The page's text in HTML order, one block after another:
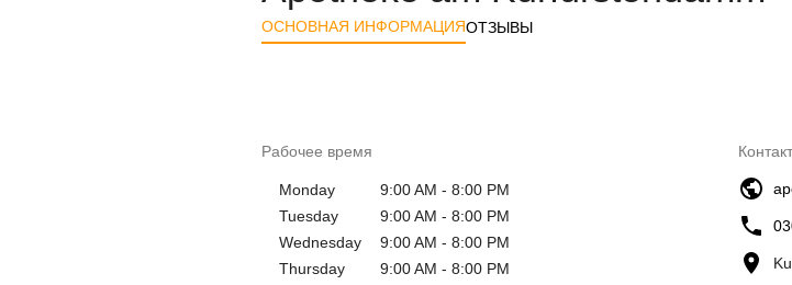
ОСНОВНАЯ ИНФОРМАЦИЯОТЗЫВЫ
Рабочее время
Monday
9:00 AM - 8:00 PM
Tuesday
9:00 AM - 8:00 PM
Wednesday
9:00 AM - 8:00 PM
Thursday
9:00 AM - 8:00 PM